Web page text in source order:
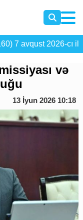
7 avqust 2026-cı il
və
13 İyun 2026 10:18